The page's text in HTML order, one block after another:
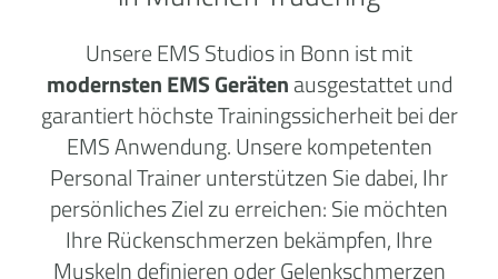
Unsere EMS Studios in Bonn ist mit
modernsten EMS Gerätenausgestattet und
garantiert höchste Trainingssicherheit bei der
EMS Anwendung. Unsere kompetenten
Personal Trainer unterstützen Sie dabei, Ihr
persönliches Ziel zu erreichen: Sie möchten
Ihre Rückenschmerzen bekämpfen, Ihre
Muskeln definieren oder Gelenkschmerzen